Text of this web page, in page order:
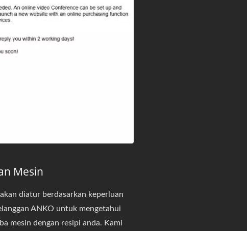
Mesin
diatur berdasarkan keperluan
ANKO untuk mengetahui
mesin dengan resipi anda. Kami